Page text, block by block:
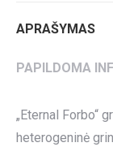
APRAŠYMAS
PAPILDOMA
„Eternal Forbo“
heterogeninė